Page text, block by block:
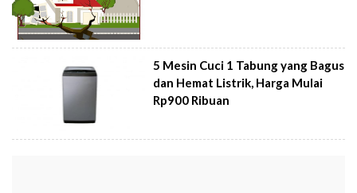
5 Mesin Cuci 1 Tabung yang Bagus
dan Hemat Listrik, Harga Mulai
Rp900 Ribuan